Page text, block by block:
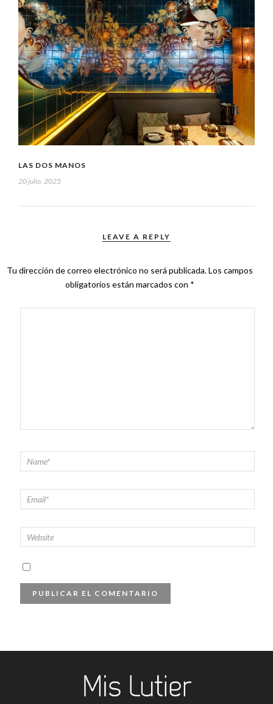
LAS DOS MANOS
20 julio, 2025
LEAVE A REPLY
Tu dirección de correo electrónico no será publicada.Los campos
obligatorios están marcados con *